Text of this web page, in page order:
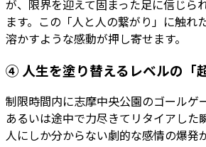
が、限界を迎えて固まった足に信じら
ます。この「人と人の繋がり」に触れ
溶かすような感動が押し寄せます。
④ 人生を塗り替えるレベルの「
制限時間内に志摩中央公園のゴールゲ
あるいは途中で力尽きてリタイアした
人にしか分からない劇的な感情の爆発